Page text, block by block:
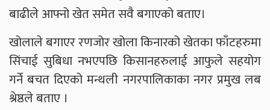
बाढीले आफ्नो खेत समेत सवै बगाएको बताए।
खोलाले बगाएर रणजोर खोला किनारको खेतका फाँटहरुमा
सिंचाई सुबिधा नभएपछि किसानहरुलाई आफुले सहयोग
गर्ने बचत दिएको मन्थली नगरपालिकाका नगर प्रमुख लब
श्रेष्ठले बताए ।